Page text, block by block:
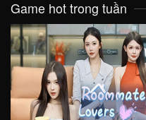
Game hot trong tuần
VIEW